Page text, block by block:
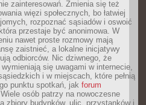
zainteresowań. Zmienia się też
więzi społecznych, bo łatwiej
rozpoznać sąsiadów i oswoić
przestaje być anonimowa. W
nawet proste rozmowy mają
zaistnieć, a lokalne inicjatywy
odbiorców. Nic dziwnego, że
się uwagami w internecie,
i w miejscach, które pełnią
punktu spotkań, jak forum
Wiele osób patrzy na nowoczesne
zbiory budynków, ulic, przystanków i